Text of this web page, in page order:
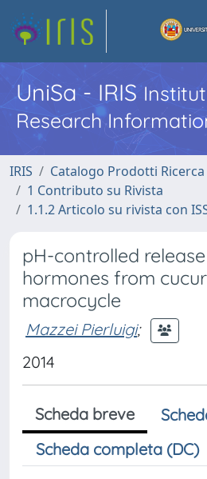
UniSa - IRIS
Research
IRIS
Catalogo Prodotti Ricerca
1 Contributo su Rivista
1.1.2 Articolo su rivista con
pH-controlled
hormones from
macrocycle
Mazzei Pierluigi;
2014
Scheda breve
Scheda completa (DC)